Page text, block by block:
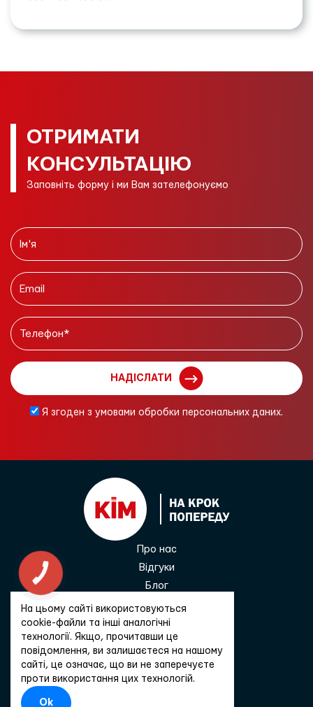
ОТРИМАТИ
КОНСУЛЬТАЦІЮ
Заповніть форму і ми Вам зателефонуємо
НАДІСЛАТИ
Я згоден з умовами обробки персональних даних.
Про нас
Відгуки
Блог
Контакти
0 800 33 68 45
Зв'язатися
На цьому сайті використовуються
cookie-файли та інші аналогічні
технології. Якщо, прочитавши це
повідомлення, ви залишаєтеся на нашому
сайті, це означає, що ви не заперечуєте
проти використання цих технологій.
Ok
КНОПКА
ЗВ'ЯЗКУ